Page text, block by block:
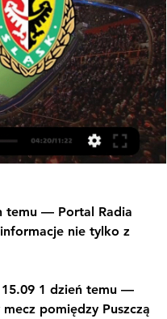
temu — Portal Radia
nie tylko z
15.09 1 dzień temu —
pomiędzy Puszczą